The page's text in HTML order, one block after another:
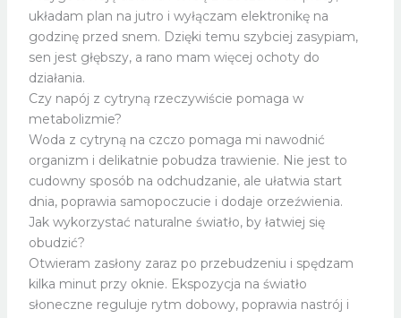
układam plan na jutro i wyłączam elektronikę na
godzinę przed snem. Dzięki temu szybciej zasypiam,
sen jest głębszy, a rano mam więcej ochoty do
działania.
Czy napój z cytryną rzeczywiście pomaga w
metabolizmie?
Woda z cytryną na czczo pomaga mi nawodnić
organizm i delikatnie pobudza trawienie. Nie jest to
cudowny sposób na odchudzanie, ale ułatwia start
dnia, poprawia samopoczucie i dodaje orzeźwienia.
Jak wykorzystać naturalne światło, by łatwiej się
obudzić?
Otwieram zasłony zaraz po przebudzeniu i spędzam
kilka minut przy oknie. Ekspozycja na światło
słoneczne reguluje rytm dobowy, poprawia nastrój i